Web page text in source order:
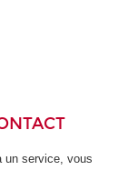
un service, vous